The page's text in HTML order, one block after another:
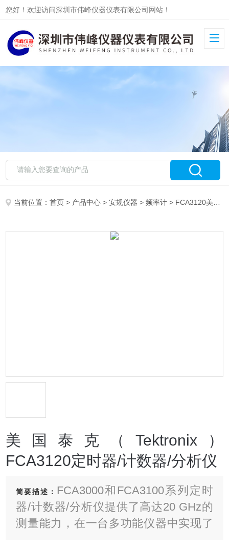
您好！欢迎访问深圳市伟峰仪器仪表有限公司网站！
当前位置：首页 > 产品中心 >安规仪器 >频率计 > FCA3120美国泰克（Tektronix）FCA3120定时器/计数器/分析仪
美国泰克（Tektronix）
FCA3120定时器/计数器/分析仪
简要描述： FCA3000和FCA3100系列定时
器/计数器/分析仪提供了高达20 GHz的
测量能力，在一台多功能仪器中实现了